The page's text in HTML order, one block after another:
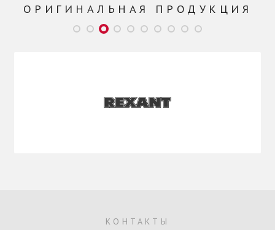
ОРИГИНАЛЬНАЯ ПРОДУКЦИЯ
КОНТАКТЫ